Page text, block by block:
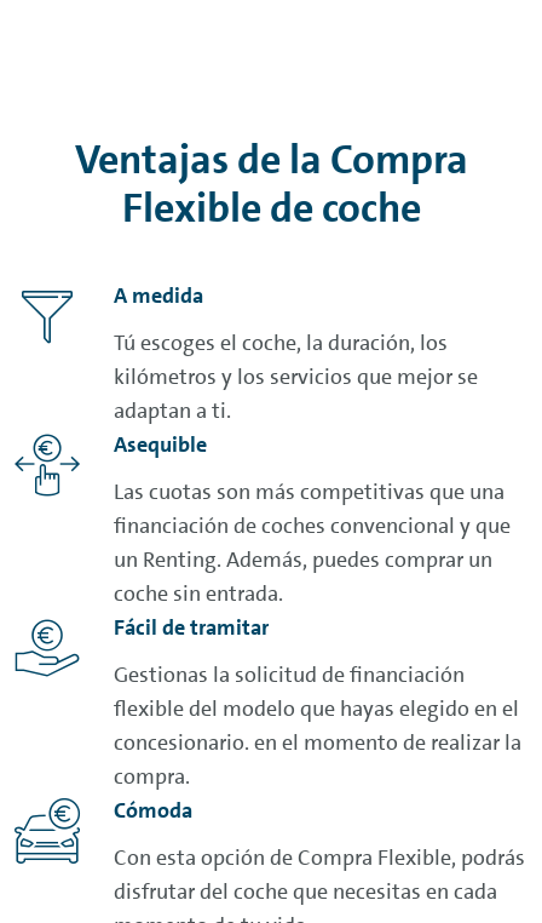
Ventajas de la Compra
Flexible de coche
A medida
Tú escoges el coche, la duración, los
kilómetros y los servicios que mejor se
adaptan a ti.
Asequible
Las cuotas son más competitivas que una
financiación de coches convencional y que
un Renting. Además, puedes comprar un
coche sin entrada.
Fácil de tramitar
Gestionas la solicitud de financiación
flexible del modelo que hayas elegido en el
concesionario. en el momento de realizar la
compra.
Cómoda
Con esta opción de Compra Flexible, podrás
disfrutar del coche que necesitas en cada